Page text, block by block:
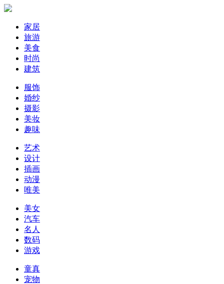
家居
旅游
美食
时尚
建筑
服饰
婚纱
摄影
美妆
趣味
艺术
设计
插画
动漫
唯美
美女
汽车
名人
数码
游戏
童真
宠物